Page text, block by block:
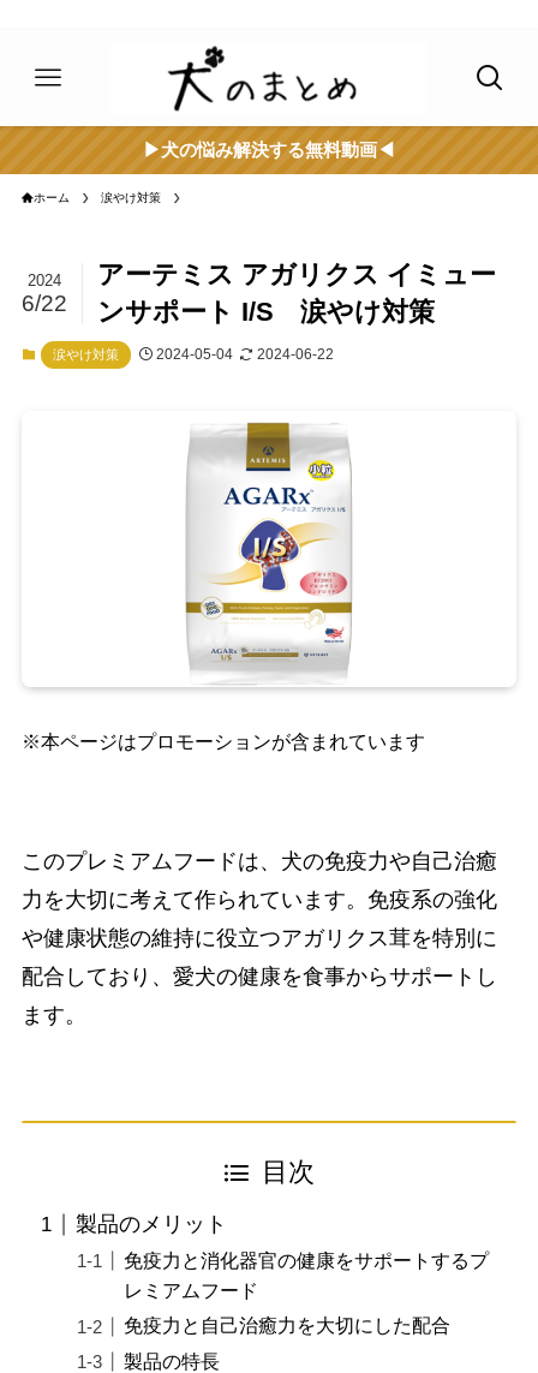
▶︎犬の悩み解決する無料動画◀︎
ホーム 涙やけ対策
アーテミス アガリクス イミュー
ンサポート I/S 涙やけ対策
2024
6/22
涙やけ対策 2024-05-04 2024-06-22
※本ページはプロモーションが含まれています
このプレミアムフードは、犬の免疫力や自己治癒
力を大切に考えて作られています。免疫系の強化
や健康状態の維持に役立つアガリクス茸を特別に
配合しており、愛犬の健康を食事からサポートし
ます。
目次
製品のメリット
免疫力と消化器官の健康をサポートするプ
レミアムフード
免疫力と自己治癒力を大切にした配合
製品の特長